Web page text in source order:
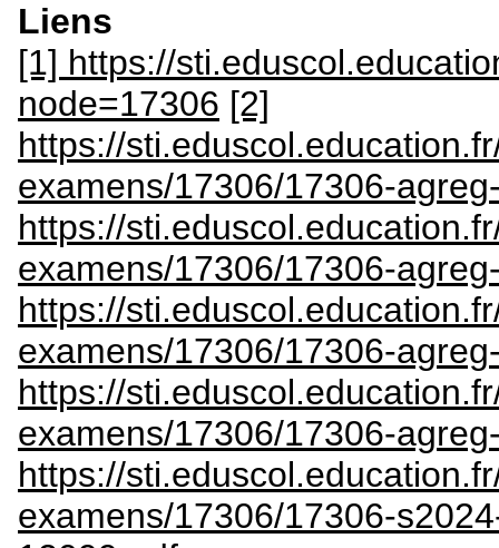
Liens
[1] https://
node=17306 [2]
https://
examens/17306/17306-
https://
examens/17306/17306-
https://
examens/17306/17306-
https://
examens/17306/17306-
https://
examens/17306/17306-